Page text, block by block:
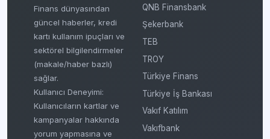
Finans dünyasından
güncel haberler, kredi
kartı kullanım ipuçları ve
sektörel bilgilendirmeler
(makale/haber bazlı)
sağlar.
Kullanıcı Deneyimi:
Kullanıcıların kartlar ve
kampanyalar hakkında
yorum yapmasına ve
QNB Finansbank
Şekerbank
TEB
TROY
Türkiye Finans
Türkiye İş Bankası
Vakıf Katılım
Vakıfbank